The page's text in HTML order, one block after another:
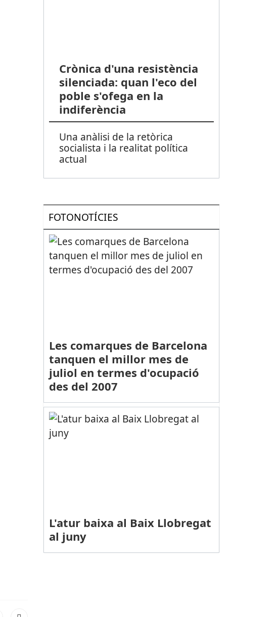
Crònica d'una resistència
silenciada: quan l'eco del
poble s'ofega en la
indiferència
Una anàlisi de la retòrica
socialista i la realitat política
actual
FOTONOTÍCIES
Les comarques de Barcelona
tanquen el millor mes de
juliol en termes d'ocupació
des del 2007
L'atur baixa al Baix Llobregat
al juny